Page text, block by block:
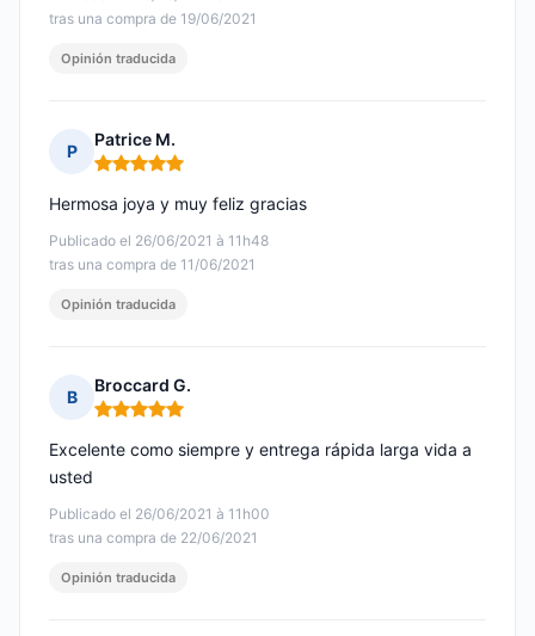
tras una compra de 19/06/2021
Opinión traducida
P
Patrice M.
Nota: 5 de 5
Publicado el 26/06/2021 à 11h48
tras una compra de 11/06/2021
Hermosa joya y muy feliz gracias
Opinión traducida
B
Broccard G.
Nota: 5 de 5
Publicado el 26/06/2021 à 11h00
tras una compra de 22/06/2021
Excelente como siempre y entrega rápida larga vida a
usted
Opinión traducida